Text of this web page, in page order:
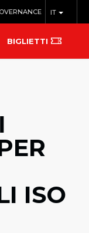
IT
BIGLIETTI
ISO